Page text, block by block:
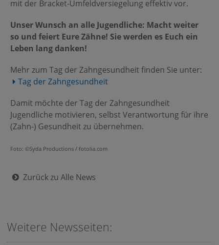
mit der Bracket-Umfeldversiegelung effektiv vor.
Unser Wunsch an alle Jugendliche: Macht weiter
so und feiert Eure Zähne! Sie werden es Euch ein
Leben lang danken!
Mehr zum Tag der Zahngesundheit finden Sie unter:
Tag der Zahngesundheit
Damit möchte der Tag der Zahngesundheit
Jugendliche motivieren, selbst Verantwortung für ihre
(Zahn-) Gesundheit zu übernehmen.
Foto: ©Syda Productions / fotolia.com
Zurück zu Alle News
Weitere Newsseiten: